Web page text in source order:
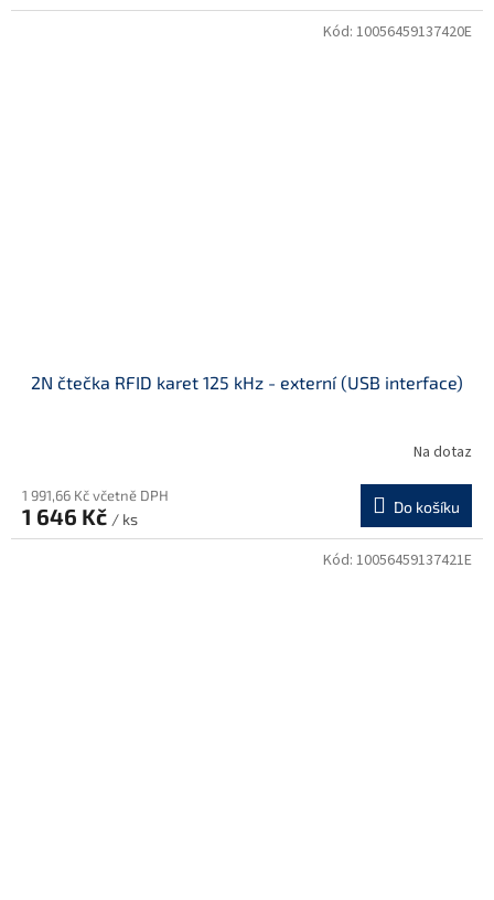
2N čtečka RFID karet 125 kHz - externí (USB interface)
Na dotaz
1 991,66 Kč včetně DPH
1 646 Kč / ks
Do košíku
Kód: 10056459137420E
Kód: 10056459137421E